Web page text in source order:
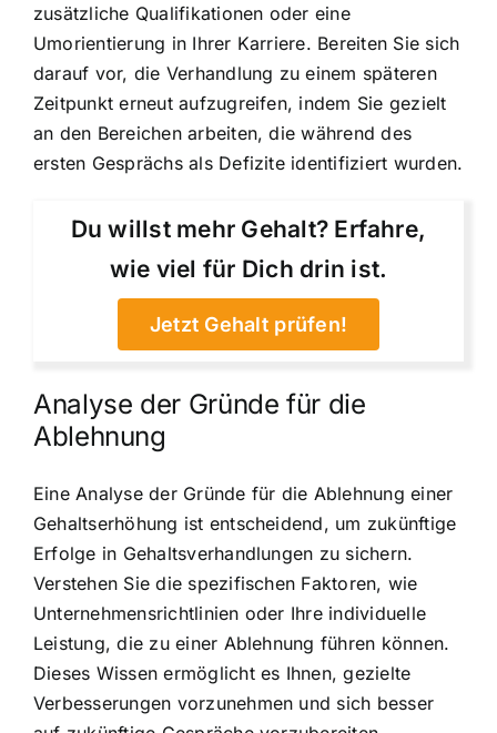
zusätzliche Qualifikationen oder eine
Umorientierung in Ihrer Karriere. Bereiten Sie sich
darauf vor, die Verhandlung zu einem späteren
Zeitpunkt erneut aufzugreifen, indem Sie gezielt
an den Bereichen arbeiten, die während des
ersten Gesprächs als Defizite identifiziert wurden.
Du willst mehr Gehalt? Erfahre,
wie viel für Dich drin ist.
Jetzt Gehalt prüfen!
Analyse der Gründe für die
Ablehnung
Eine Analyse der Gründe für die Ablehnung einer
Gehaltserhöhung ist entscheidend, um zukünftige
Erfolge in Gehaltsverhandlungen zu sichern.
Verstehen Sie die spezifischen Faktoren, wie
Unternehmensrichtlinien oder Ihre individuelle
Leistung, die zu einer Ablehnung führen können.
Dieses Wissen ermöglicht es Ihnen, gezielte
Verbesserungen vorzunehmen und sich besser